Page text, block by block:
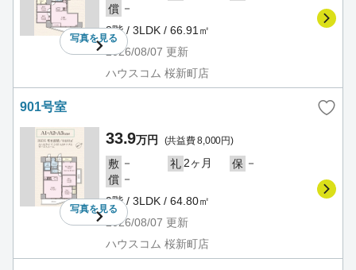
写真を見る
償 －
8階 / 3LDK / 66.91㎡
2026/08/07 更新
ハウスコム 桜新町店
901号室
写真を見る
33.9万円 (共益費 8,000円)
敷 － 礼 2ヶ月 保 －
償 －
9階 / 3LDK / 64.80㎡
2026/08/07 更新
ハウスコム 桜新町店